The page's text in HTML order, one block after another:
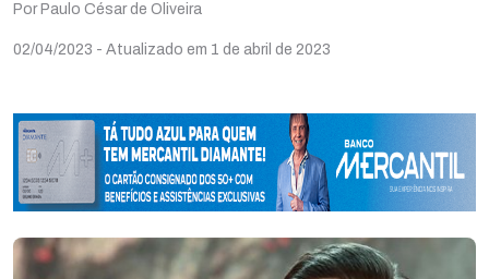
Por Paulo César de Oliveira
02/04/2023 - Atualizado em 1 de abril de 2023